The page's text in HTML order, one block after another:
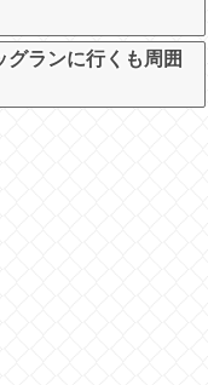
グランに行くも周囲